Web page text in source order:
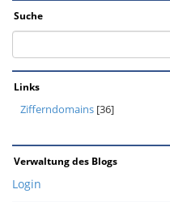
Suche
Links
Zifferndomains [36]
Verwaltung des Blogs
Login